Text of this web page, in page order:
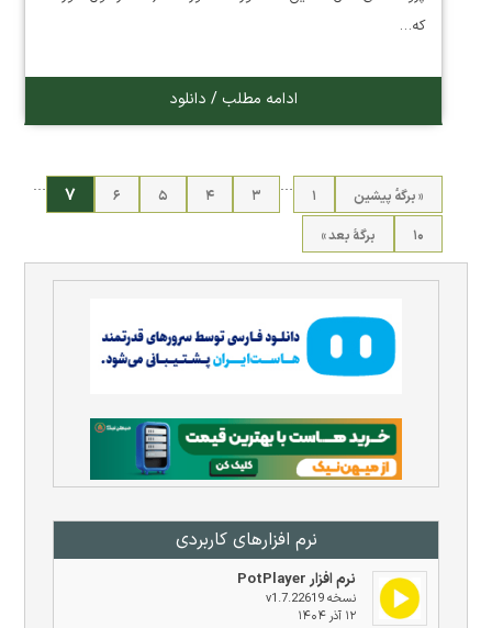
نرم افزار‌های کاربردی
نرم افزار PotPlayer
نسخه v1.7.22619
۱۲ آذر ۱۴۰۴
که…
ادامه مطلب / دانلود
« برگه‌ٔ پیشین ۱ ۳ ۴ ۵ ۶ ۷
۱۰ برگهٔ بعد »